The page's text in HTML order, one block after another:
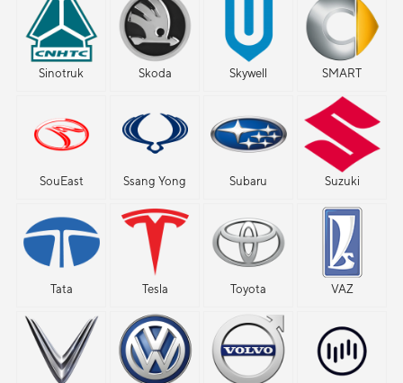
Sinotruk Skoda Skywell SMART
SouEast Ssang Yong Subaru Suzuki
Tata Tesla Toyota VAZ